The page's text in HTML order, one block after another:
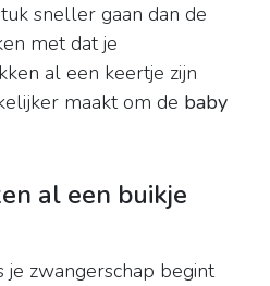
sneller gaan dan de
met dat je
al een keertje zijn
maakt om de baby
al een buikje
je zwangerschap begint